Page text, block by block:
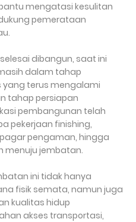
mengatasi kesulitan
pemerataan
dibangun, saat ini
dalam tahap
terus mengalami
tahap persiapan
pembangunan telah
pekerjaan finishing,
pengaman, hingga
menuju jembatan.
ini tidak hanya
fisik semata, namun juga
kualitas hidup
akses transportasi,